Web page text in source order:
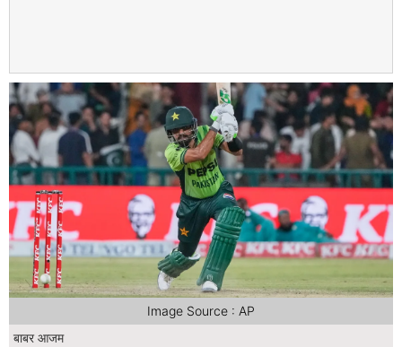
बाबर आजम
Image Source : AP